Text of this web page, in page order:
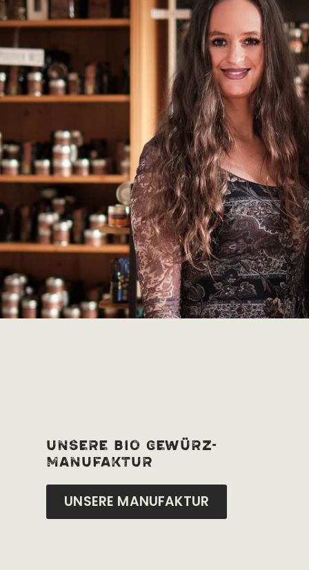
unsere bio Gewürz-
manufaktur
UNSERE MANUFAKTUR